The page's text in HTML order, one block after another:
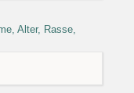
Alter, Rasse,